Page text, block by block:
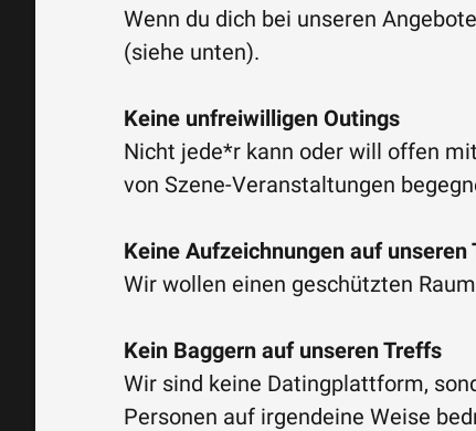
Wenn du dich bei unseren
(siehe unten).
Keine unfreiwilligen Outings
Nicht jede*r kann oder will offen
von Szene-Veranstaltungen
Keine Aufzeichnungen auf unseren
Wir wollen einen geschützten
Kein Baggern auf unseren Treffs
Wir sind keine Datingplattform,
Personen auf irgendeine Weise